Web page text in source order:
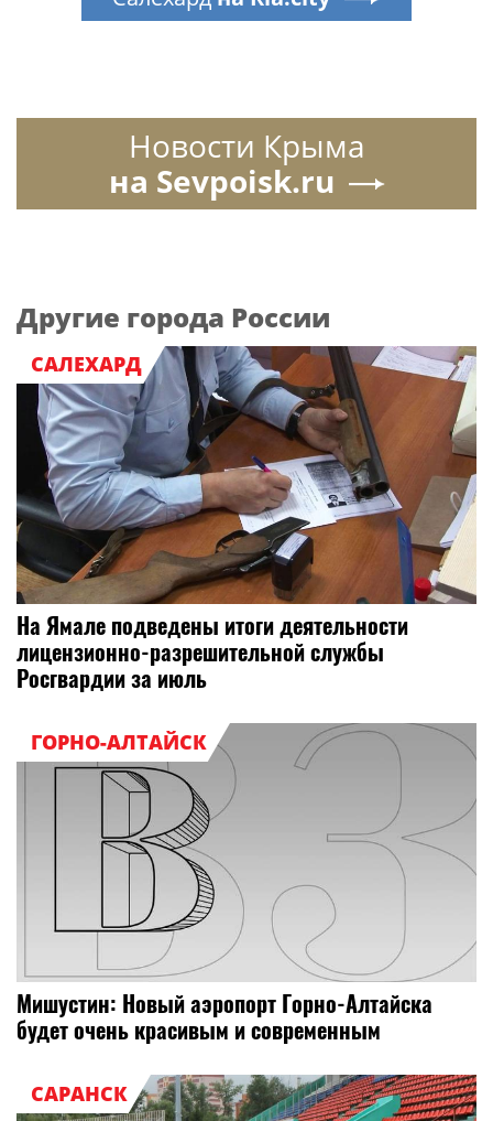
Новости Крыма
на Sevpoisk.ru
Другие города России
САЛЕХАРД
На Ямале подведены итоги деятельности
лицензионно-разрешительной службы
Росгвардии за июль
ГОРНО-АЛТАЙСК
Мишустин: Новый аэропорт Горно-Алтайска
будет очень красивым и современным
САРАНСК